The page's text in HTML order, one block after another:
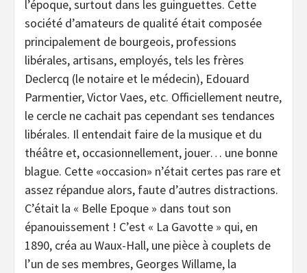
l’époque, surtout dans les guinguettes. Cette
société d’amateurs de qualité était composée
principalement de bourgeois, professions
libérales, artisans, employés, tels les frères
Declercq (le notaire et le médecin), Edouard
Parmentier, Victor Vaes, etc. Officiellement neutre,
le cercle ne cachait pas cependant ses tendances
libérales. Il entendait faire de la musique et du
théâtre et, occasionnellement, jouer… une bonne
blague. Cette «occasion» n’était certes pas rare et
assez répandue alors, faute d’autres distractions.
C’était la « Belle Epoque » dans tout son
épanouissement ! C’est « La Gavotte » qui, en
1890, créa au Waux-Hall, une pièce à couplets de
l’un de ses membres, Georges Willame, la